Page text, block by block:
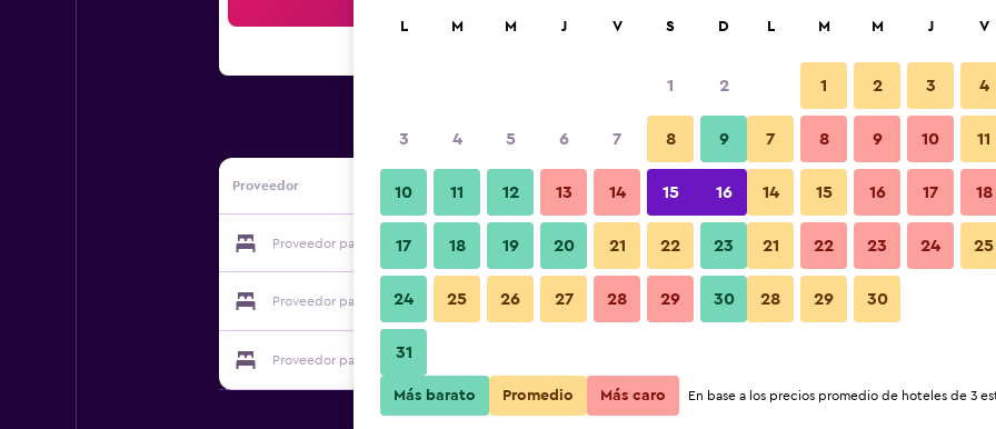
Proveedor
Proveedor para Melody Hostel Ver precios
Proveedor para Melody Hostel Ver precios
Proveedor para Melody Hostel
L M M J V S D
1 2
3 4 5 6 7 8 9
10 11 12 13 14 15 16
17 18 19 20 21 22 23
24 25 26 27 28 29 30
31
L M M J V
1 2 3 4
7 8 9 10 11
14 15 16 17 18
21 22 23 24 25
28 29 30
Más barato Promedio Más caro En base a los precios promedio de hoteles de 3